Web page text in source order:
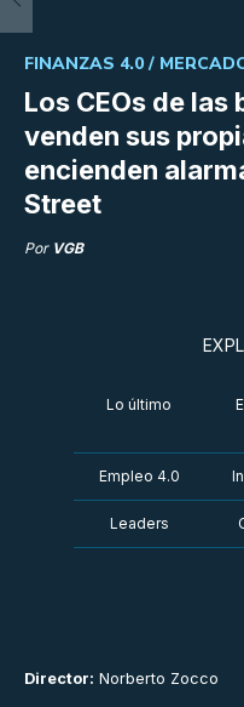
Los CEOs de las
venden sus
encienden
Street
FINANZAS 4.0 /
Por VGB
Director: Norberto Zocco
Lo último
Empleo 4.0
Leaders